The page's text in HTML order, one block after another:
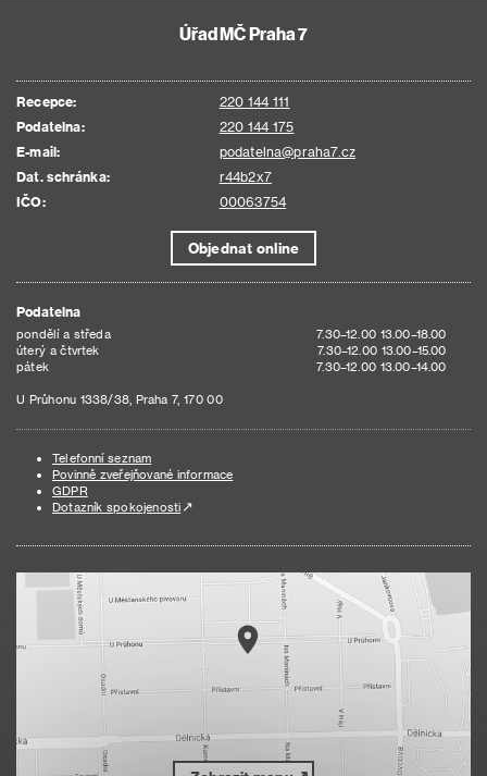
Úřad MČ Praha 7
Recepce:
220 144 111
Podatelna:
220 144 175
E-mail:
podatelna@praha7.cz
Dat. schránka:
r44b2x7
IČO:
00063754
Objednat online
Podatelna
pondělí a středa
7.30–12.00 13.00–18.00
úterý a čtvrtek
7.30–12.00 13.00–15.00
pátek
7.30–12.00 13.00–14.00
U Průhonu 1338/38, Praha 7, 170 00
Telefonní seznam
Povinně zveřejňované informace
GDPR
Dotazník spokojenosti